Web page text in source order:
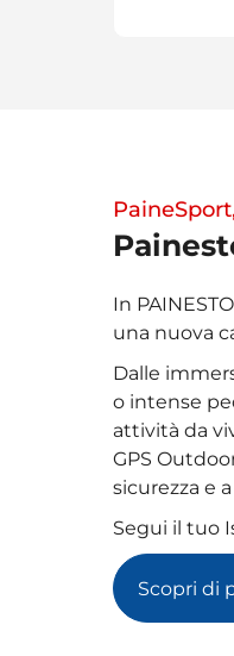
In
una nuova
Dalle
o intense
attività da
GPS
sicurezza e
Segui il tuo
Scopri di